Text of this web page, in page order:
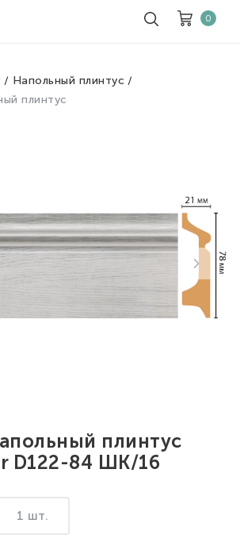
Корзина
0
0
Напольный плинтус
плинтус
плинтус
D122-84 ШК/16
1 шт.